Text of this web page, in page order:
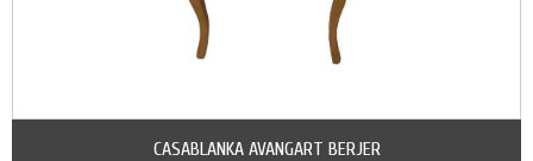
CASABLANKA AVANGART BERJER